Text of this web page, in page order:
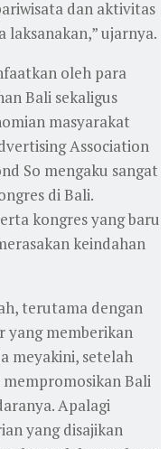
dan aktivitas
laksanakan,” ujarnya.
oleh para
Bali sekaligus
masyarakat
Association
So mengaku sangat
di Bali.
kongres yang baru
keindahan
terutama dengan
yang memberikan
meyakini, setelah
Bali
Apalagi
yang disajikan